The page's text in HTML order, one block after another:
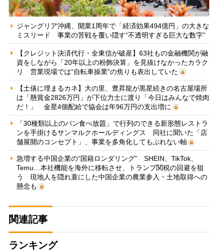
ジャングリア沖縄、開業1周年で「経済効果494億円」の大きな
ミスリード 事業の苦戦を覆い隠す“不透明すぎる巨大な数字”
【クレジット決済代行・全東信が破産】63社もの金融機関が融
資をしながら「20年以上の粉飾決算」を見抜けなかったカラク
リ 営業現場では“自転車操業”の焦りも表出していた
【土俵に埋まるカネ】大の里、豊昇龍が黒星続きの名古屋場所
は「懸賞金2826万円」が下位力士に渡り「今日はみんなで焼肉
だ！」 金星4個配給で協会は年96万円の支出増に
「30種類以上のパン食べ放題」で行列のできる新形態レストラ
ンを手掛けるサンマルクホールディングス 同社に聞いた「店
舗展開のコンセプト」、事業を多角化してもぶれない軸
急増する中国企業の“国籍ロンダリング” SHEIN、TikTok、
Temu…本社機能を海外に移転させ、トランプ関税の回避を狙
う 現地人を隠れ蓑にした中国企業の農業参入・土地取得への
懸念も
関連記事
ランキング